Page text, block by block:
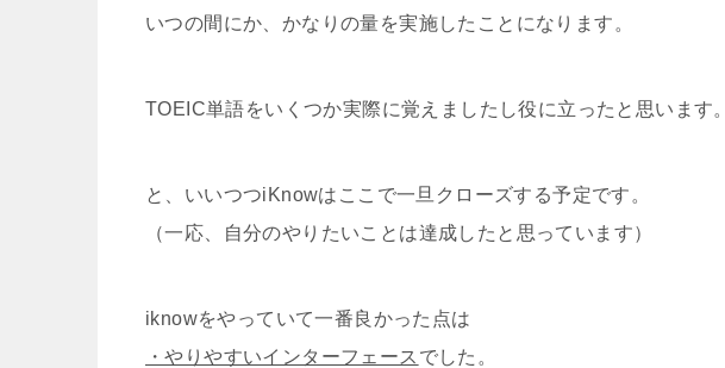
いつの間にか、かなりの量を実施したことになります。
TOEIC単語をいくつか実際に覚えましたし役に立ったと思います。
と、いいつつiKnowはここで一旦クローズする予定です。
（一応、自分のやりたいことは達成したと思っています）
iknowをやっていて一番良かった点は
・やりやすいインターフェース でした。